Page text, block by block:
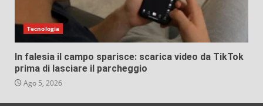
Tecnologia
In falesia il campo sparisce: scarica video da TikTok
prima di lasciare il parcheggio
Ago 5, 2026